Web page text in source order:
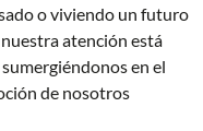
o viviendo un futuro
atención está
en el
de nosotros